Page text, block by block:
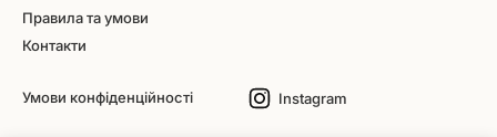
Правила та умови
Контакти
Умови конфіденційності Instagram